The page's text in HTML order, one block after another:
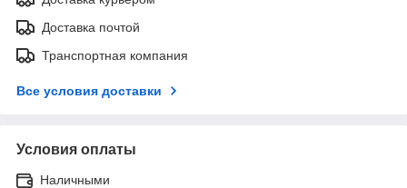
Доставка почтой
Транспортная компания
Все условия доставки
Условия оплаты
Наличными